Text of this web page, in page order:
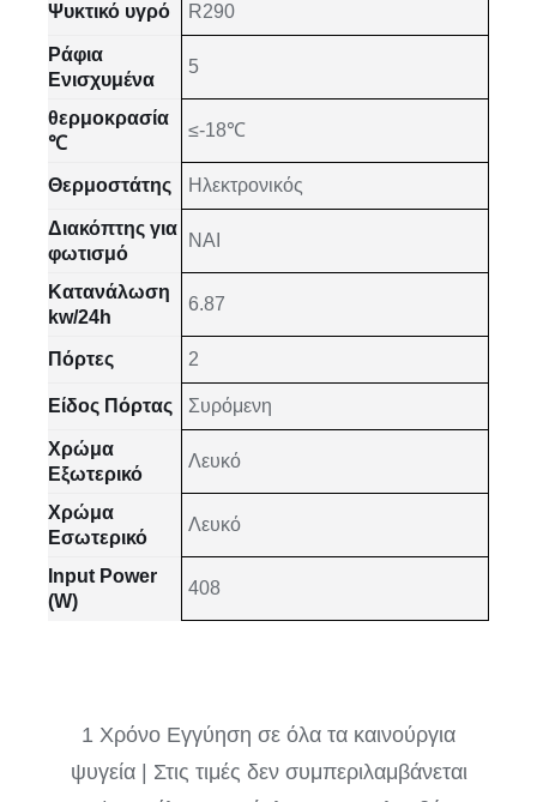
Ψυκτικό υγρό R290
Ράφια
Ενισχυμένα
5
θερμοκρασία
℃
≤-18℃
Θερμοστάτης Ηλεκτρονικός
Διακόπτης για
φωτισμό
NAI
Κατανάλωση
kw/24h
6.87
Πόρτες 2
Είδος Πόρτας Συρόμενη
Χρώμα
Εξωτερικό
Λευκό
Χρώμα
Εσωτερικό
Λευκό
Input Power
(W)
408
1 Χρόνο Εγγύηση σε όλα τα καινούργια
ψυγεία | Στις τιμές δεν συμπεριλαμβάνεται